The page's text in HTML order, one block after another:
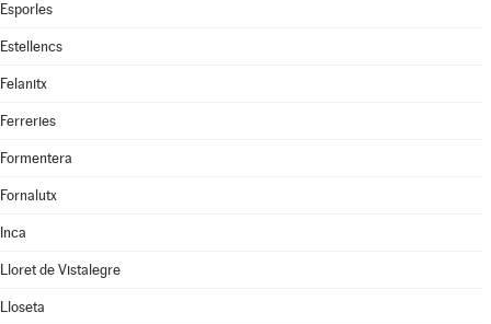
Esporles
Estellencs
Felanitx
Ferreries
Formentera
Fornalutx
Inca
Lloret de Vistalegre
Lloseta